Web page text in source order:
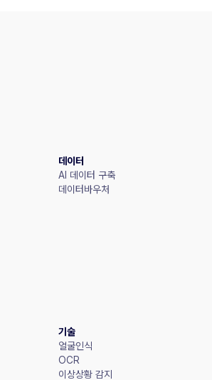
데이터
AI 데이터 구축
데이터바우처
기술
얼굴인식
OCR
이상상황 감지